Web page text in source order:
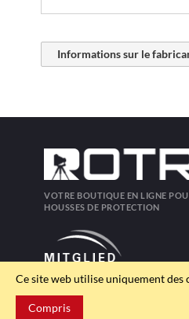
Ce site web utilise uniquement
Compris
Informations sur le
VOTRE BOUTIQUE EN LIGNE
HOUSSES DE PROTECTION